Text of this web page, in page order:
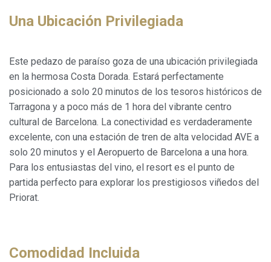
Una Ubicación Privilegiada
Este pedazo de paraíso goza de una ubicación privilegiada
en la hermosa Costa Dorada. Estará perfectamente
posicionado a solo 20 minutos de los tesoros históricos de
Tarragona y a poco más de 1 hora del vibrante centro
cultural de Barcelona. La conectividad es verdaderamente
excelente, con una estación de tren de alta velocidad AVE a
solo 20 minutos y el Aeropuerto de Barcelona a una hora.
Para los entusiastas del vino, el resort es el punto de
partida perfecto para explorar los prestigiosos viñedos del
Priorat.
Comodidad Incluida